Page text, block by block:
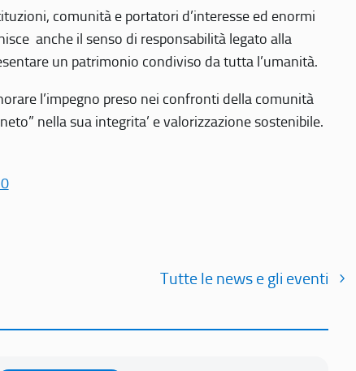
comunità e portatori d’interesse ed enormi
anche il senso di responsabilità legato alla
un patrimonio condiviso da tutta l’umanità.
l’impegno preso nei confronti della comunità
nella sua integrita’ e valorizzazione sostenibile.
Tutte le news e gli eventi